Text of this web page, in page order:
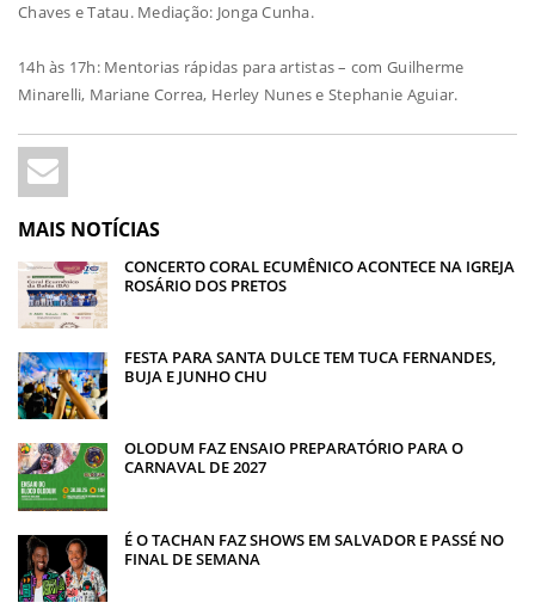
Chaves e Tatau. Mediação: Jonga Cunha.
14h às 17h: Mentorias rápidas para artistas – com Guilherme
Minarelli, Mariane Correa, Herley Nunes e Stephanie Aguiar.
MAIS NOTÍCIAS
CONCERTO CORAL ECUMÊNICO ACONTECE NA IGREJA
ROSÁRIO DOS PRETOS
FESTA PARA SANTA DULCE TEM TUCA FERNANDES,
BUJA E JUNHO CHU
OLODUM FAZ ENSAIO PREPARATÓRIO PARA O
CARNAVAL DE 2027
É O TACHAN FAZ SHOWS EM SALVADOR E PASSÉ NO
FINAL DE SEMANA